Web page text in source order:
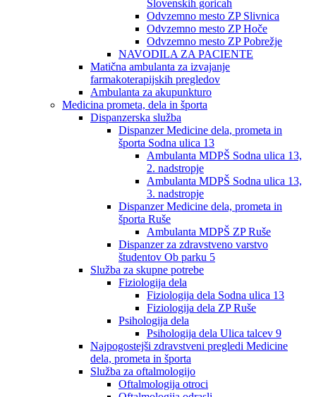
Slovenskih goricah
Odvzemno mesto ZP Slivnica
Odvzemno mesto ZP Hoče
Odvzemno mesto ZP Pobrežje
NAVODILA ZA PACIENTE
Matična ambulanta za izvajanje
farmakoterapijskih pregledov
Ambulanta za akupunkturo
Medicina prometa, dela in športa
Dispanzerska služba
Dispanzer Medicine dela, prometa in
športa Sodna ulica 13
Ambulanta MDPŠ Sodna ulica 13,
2. nadstropje
Ambulanta MDPŠ Sodna ulica 13,
3. nadstropje
Dispanzer Medicine dela, prometa in
športa Ruše
Ambulanta MDPŠ ZP Ruše
Dispanzer za zdravstveno varstvo
študentov Ob parku 5
Služba za skupne potrebe
Fiziologija dela
Fiziologija dela Sodna ulica 13
Fiziologija dela ZP Ruše
Psihologija dela
Psihologija dela Ulica talcev 9
Najpogostejši zdravstveni pregledi Medicine
dela, prometa in športa
Služba za oftalmologijo
Oftalmologija otroci